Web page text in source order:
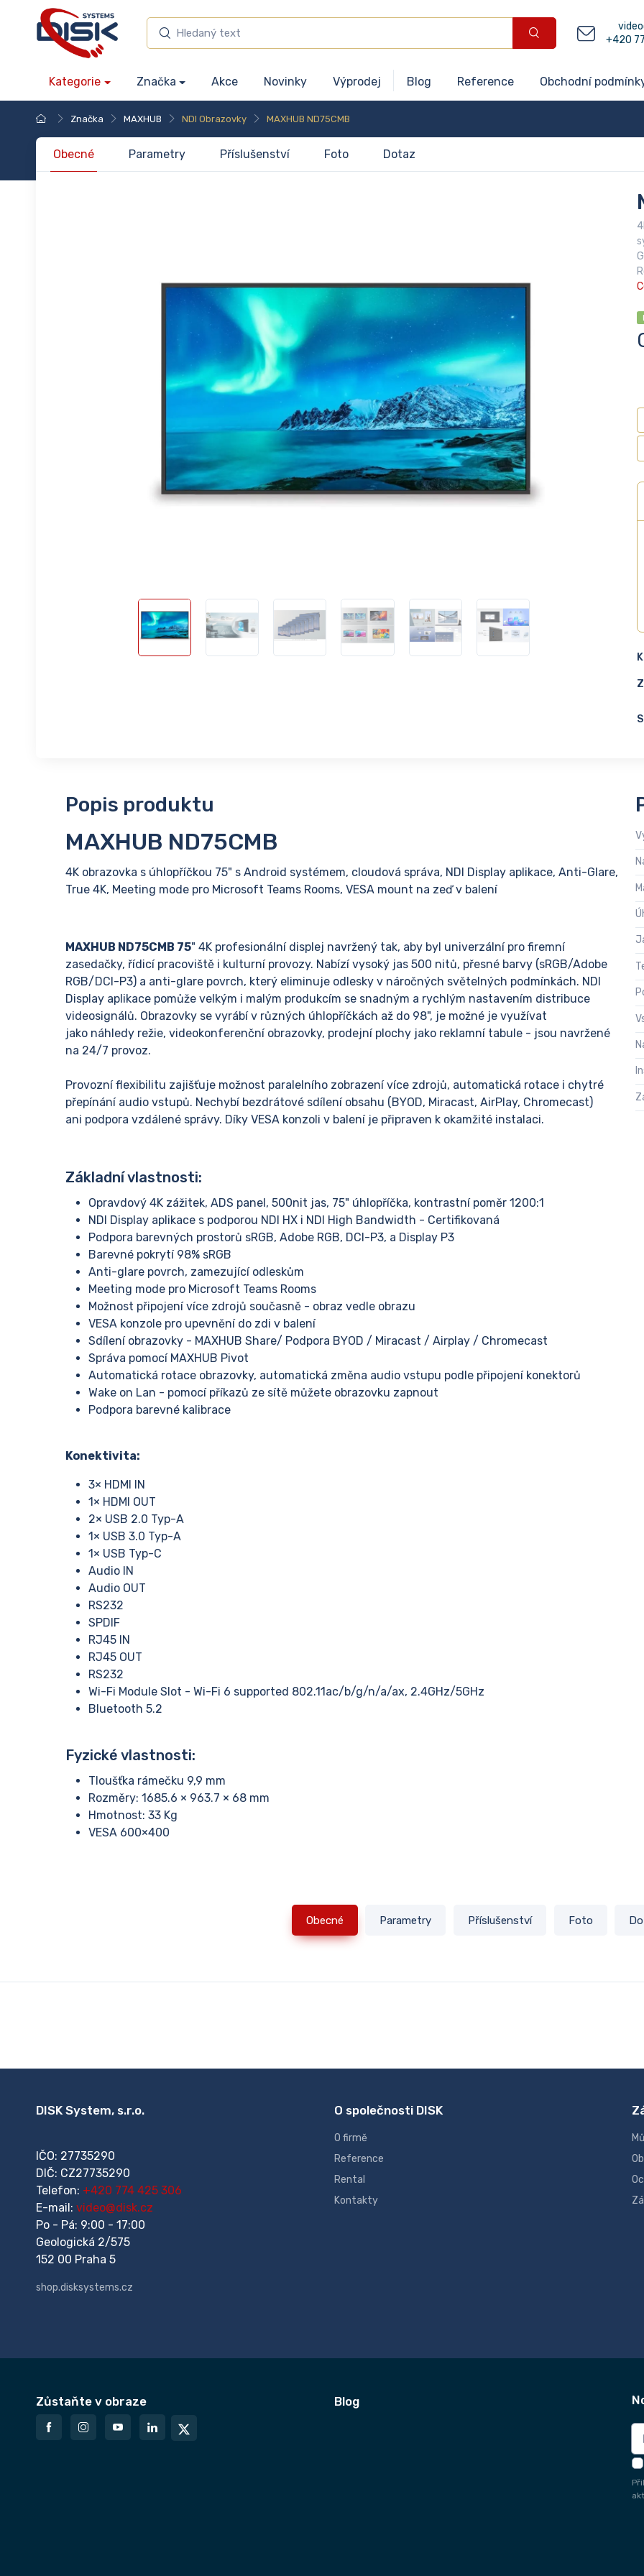
+420
Kategorie Značka Akce Novinky Výprodej Blog Reference Obchodní
Značka MAXHUB NDI Obrazovky MAXHUB ND75CMB
Obecné Parametry Příslušenství Foto Dotaz
Popis produktu
MAXHUB ND75CMB
4K obrazovka s úhlopříčkou 75" s Android systémem, cloudová správa, NDI Display aplikace, Anti-Glare,
True 4K, Meeting mode pro Microsoft Teams Rooms, VESA mount na zeď v balení
MAXHUB ND75CMB 75" 4K profesionální displej navržený tak, aby byl univerzální pro firemní
zasedačky, řídicí pracoviště i kulturní provozy. Nabízí vysoký jas 500 nitů, přesné barvy (sRGB/Adobe
RGB/DCI-P3) a anti-glare povrch, který eliminuje odlesky v náročných světelných podmínkách. NDI
Display aplikace pomůže velkým i malým produkcím se snadným a rychlým nastavením distribuce
videosignálů. Obrazovky se vyrábí v různých úhlopříčkách až do 98", je možné je využívat
jako náhledy režie, videokonferenční obrazovky, prodejní plochy jako reklamní tabule - jsou navržené
na 24/7 provoz.
Provozní flexibilitu zajišťuje možnost paralelního zobrazení více zdrojů, automatická rotace i chytré
přepínání audio vstupů. Nechybí bezdrátové sdílení obsahu (BYOD, Miracast, AirPlay, Chromecast)
ani podpora vzdálené správy. Díky VESA konzoli v balení je připraven k okamžité instalaci.
Základní vlastnosti:
Opravdový 4K zážitek, ADS panel, 500nit jas, 75" úhlopříčka, kontrastní poměr 1200:1
NDI Display aplikace s podporou NDI HX i NDI High Bandwidth - Certifikovaná
Podpora barevných prostorů sRGB, Adobe RGB, DCI-P3, a Display P3
Barevné pokrytí 98% sRGB
Anti-glare povrch, zamezující odleskům
Meeting mode pro Microsoft Teams Rooms
Možnost připojení více zdrojů současně - obraz vedle obrazu
VESA konzole pro upevnění do zdi v balení
Sdílení obrazovky - MAXHUB Share/ Podpora BYOD / Miracast / Airplay / Chromecast
Správa pomocí MAXHUB Pivot
Automatická rotace obrazovky, automatická změna audio vstupu podle připojení konektorů
Wake on Lan - pomocí příkazů ze sítě můžete obrazovku zapnout
Podpora barevné kalibrace
Konektivita:
3× HDMI IN
1× HDMI OUT
2× USB 2.0 Typ-A
1× USB 3.0 Typ-A
1× USB Typ-C
Audio IN
Audio OUT
RS232
SPDIF
RJ45 IN
RJ45 OUT
RS232
Wi-Fi Module Slot - Wi-Fi 6 supported 802.11ac/b/g/n/a/ax, 2.4GHz/5GHz
Bluetooth 5.2
Fyzické vlastnosti:
Tloušťka rámečku 9,9 mm
Rozměry: 1685.6 × 963.7 × 68 mm
Hmotnost: 33 Kg
VESA 600×400
Obecné Parametry Příslušenství Foto
DISK System, s.r.o.
IČO: 27735290
DIČ: CZ27735290
Telefon: +420 774 425 306
E-mail: video@disk.cz
Po - Pá: 9:00 - 17:00
Geologická 2/575
152 00 Praha 5
shop.disksystems.cz
O společnosti DISK
O firmě
Reference
Rental
Kontakty
Zůstaňte v obraze Blog